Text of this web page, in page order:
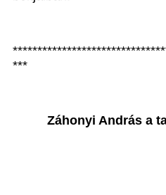
***
Záhonyi András a